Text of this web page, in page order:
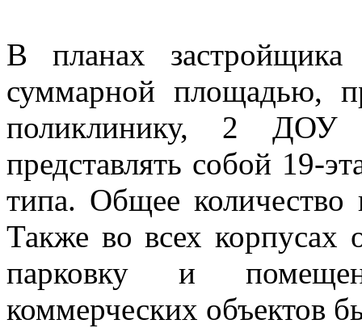
В планах
суммарной площадью,
поликлинику, 2
представлять собой 19-
типа. Общее количество
Также во всех корпусах
парковку и
коммерческих объектов